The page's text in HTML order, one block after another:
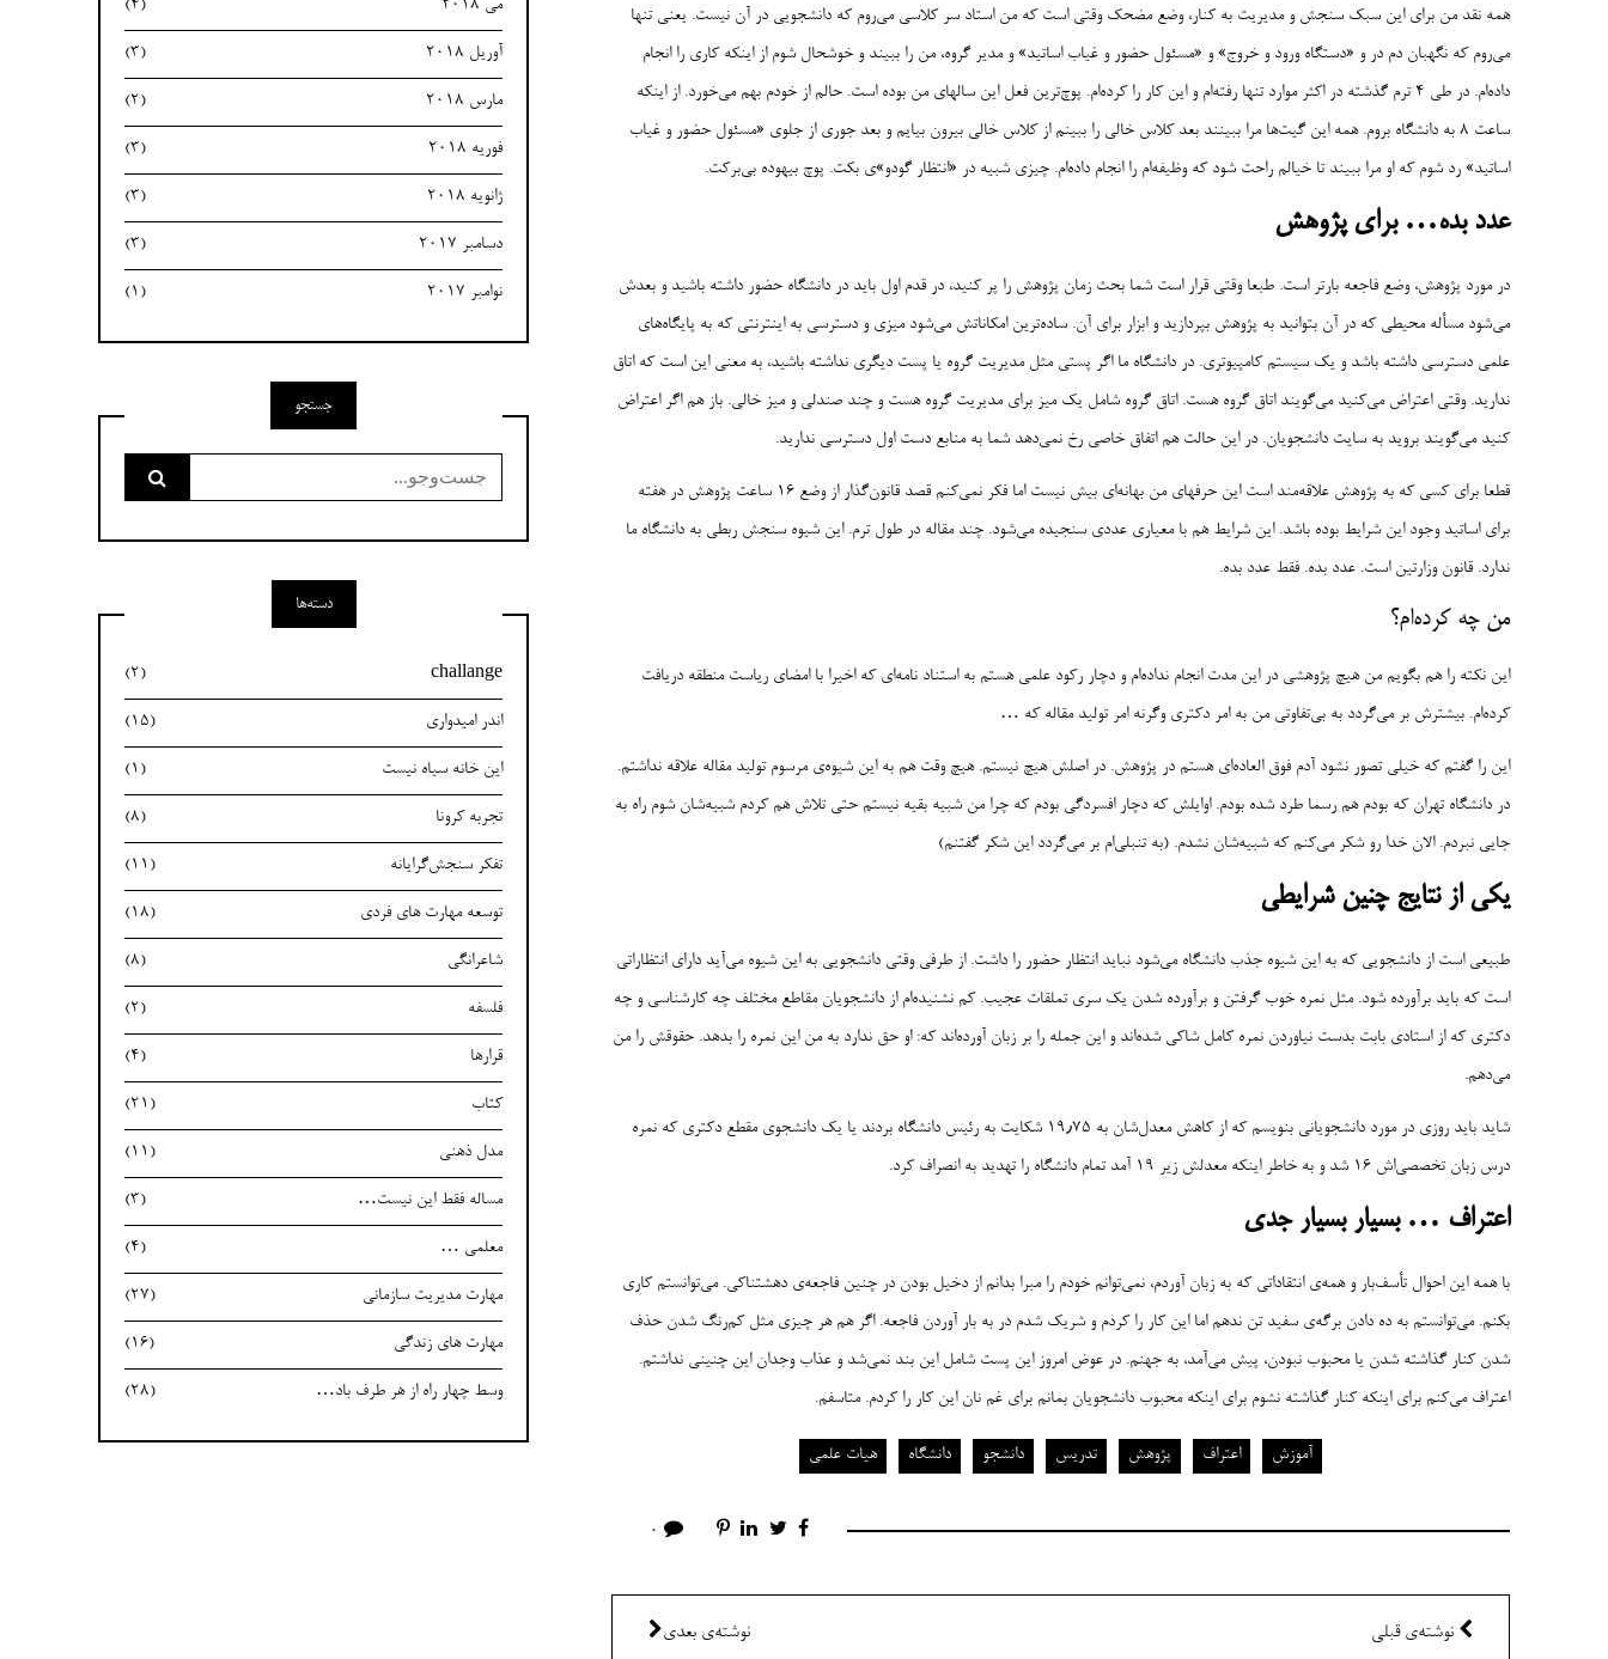
همه نقد من برای این سبک سنجش و مدیریت به کنار، وضع مضحک وقتی است که من استاد سر کلاسی می‌روم که دانشجویی در آن نیست. یعنی تنها
می‌روم که نگهبان دم در و «دستگاه ورود و خروج» و «مسئول حضور و غیاب اساتید» و مدیر گروه، من را ببیند و خوشحال شوم از اینکه کاری را انجام
داده‌ام. در طی 4 ترم گذشته در اکثر موارد تنها رفته‌ام و این کار را کرده‌ام. پوچ‌ترین فعل این سالهای من بوده است. حالم از خودم بهم می‌خورد. از اینکه
ساعت 8 به دانشگاه بروم. همه این گیت‌ها مرا ببینند بعد کلاس خالی را ببینم از کلاس خالی بیرون بیایم و بعد جوری از جلوی «مسئول حضور و غیاب
اساتید» رد شوم که او مرا ببیند تا خیالم راحت شود که وظیفه‌ام را انجام داده‌ام. چیزی شبیه در «انتظار گودو»ی بکت. پوچ بیهوده بی‌برکت.
عدد بده… برای پژوهش
در مورد پژوهش، وضع فاجعه بارتر است. طبعا وقتی قرار است شما بحث زمان پژوهش را پر کنید، در قدم اول باید در دانشگاه حضور داشته باشید و بعدش
می‌شود مسأله محیطی که در آن بتوانید به پژوهش بپردازید و ابزار برای آن. ساده‌ترین امکاناتش می‌شود میزی و دسترسی به اینترنتی که به پایگاه‌های
علمی دسترسی داشته باشد و یک سیستم کامپیوتری. در دانشگاه ما اگر پستی مثل مدیریت گروه یا پست دیگری نداشته باشید، به معنی این است که اتاق
ندارید. وقتی اعتراض می‌کنید می‌گویند اتاق گروه هست. اتاق گروه شامل یک میز برای مدیریت گروه هست و چند صندلی و میز خالی. باز هم اگر اعتراض
کنید می‌گویند بروید به سایت دانشجویان. در این حالت هم اتفاق خاصی رخ نمی‌دهد شما به منابع دست اول دسترسی ندارید.
قطعا برای کسی که به پژوهش علاقه‌مند است این حرفهای من بهانه‌ای بیش نیست اما فکر نمی‌کنم قصد قانون‌گذار از وضع ۱۶ ساعت پژوهش در هفته
برای اساتید وجود این شرایط بوده باشد. این شرایط هم با معیاری عددی سنجیده می‌شود. چند مقاله در طول ترم. این شیوه سنجش ربطی به دانشگاه ما
ندارد. قانون وزارتین است. عدد بده. فقط عدد بده.
من چه کرده‌ام؟
این نکته را هم بگویم من هیچ پژوهشی در این مدت انجام نداده‌ام و دچار رکود علمی هستم به استناد نامه‌ای که اخیرا با امضای ریاست منطقه دریافت
کرده‌ام. بیشترش بر می‌گردد به بی‌تفاوتی من به امر دکتری وگرنه امر تولید مقاله که …
این را گفتم که خیلی تصور نشود آدم فوق العاده‌ای هستم در پژوهش. در اصلش هیچ نیستم. هیچ وقت هم به این شیوه‌ی مرسوم تولید مقاله علاقه نداشتم.
در دانشگاه تهران که بودم هم رسما طرد شده بودم. اوایلش که دچار افسردگی بودم که چرا من شبیه بقیه نیستم حتی تلاش هم کردم شبیه‌شان شوم راه به
جایی نبردم. الان خدا رو شکر می‌کنم که شبیه‌شان نشدم. (به تنبلی‌ام بر می‌گردد این شکر گفتنم)
یکی از نتایج چنین شرایطی
طبیعی است از دانشجویی که به این شیوه جذب دانشگاه می‌شود نباید انتظار حضور را داشت. از طرفی وقتی دانشجویی به این شیوه می‌آید دارای انتظاراتی
است که باید برآورده شود. مثل نمره خوب گرفتن و برآورده شدن یک سری تملقات عجیب. کم نشنیده‌ام از دانشجویان مقاطع مختلف چه کارشناسی و چه
دکتری که از استادی بابت بدست نیاوردن نمره کامل شاکی شده‌اند و این جمله را بر زبان آورده‌اند که: او حق ندارد به من این نمره را بدهد. حقوقش را من
می‌دهم.
شاید باید روزی در مورد دانشجویانی بنویسم که از کاهش معدل‌شان به ۱۹٫۷۵ شکایت به رئیس دانشگاه بردند یا یک دانشجوی مقطع دکتری که نمره
درس زبان تخصصی‌اش ۱۶ شد و به خاطر اینکه معدلش زیر ۱۹ آمد تمام دانشگاه را تهدید به انصراف کرد.
اعتراف … بسیار بسیار جدی
با همه این احوال تأسف‌بار و همه‌ی انتقاداتی که به زبان آوردم، نمی‌توانم خودم را مبرا بدانم از دخیل بودن در چنین فاجعه‌ی دهشتناکی. می‌توانستم کاری
بکنم. می‌توانستم به ده دادن برگه‌ی سفید تن ندهم اما این کار را کردم و شریک شدم در به بار آوردن فاجعه. اگر هم هر چیزی مثل کم‌رنگ شدن حذف
شدن کنار گذاشته شدن یا محبوب نبودن، پیش می‌آمد، به جهنم. در عوض امروز این پست شامل این بند نمی‌شد و عذاب وجدان این چنینی نداشتم.
اعتراف می‌کنم برای اینکه کنار گذاشته نشوم برای اینکه محبوب دانشجویان بمانم برای غم نان این کار را کردم. متاسفم.
آموزش اعتراف پژوهش تدریس دانشجو دانشگاه هیات علمی
0
نوشته‌ی قبلی نوشته‌ی بعدی
می 2018 (4)
آوریل 2018 (3)
مارس 2018 (2)
فوریه 2018 (3)
ژانویه 2018 (3)
دسامبر 2017 (3)
نوامبر 2017 (1)
جستجو
برای:
دسته‌ها
challange
(2)
اندر امیدواری (15)
این خانه سیاه نیست (1)
تجربه کرونا (8)
تفکر سنجش‌گرایانه (11)
توسعه مهارت های فردی (18)
شاعرانگی (8)
فلسفه (2)
قرارها (4)
کتاب (21)
مدل ذهنی (11)
مساله فقط این نیست… (3)
معلمی … (4)
مهارت مدیریت سازمانی (27)
مهارت های زندگی (16)
وسط چهار راه از هر طرف باد… (28)